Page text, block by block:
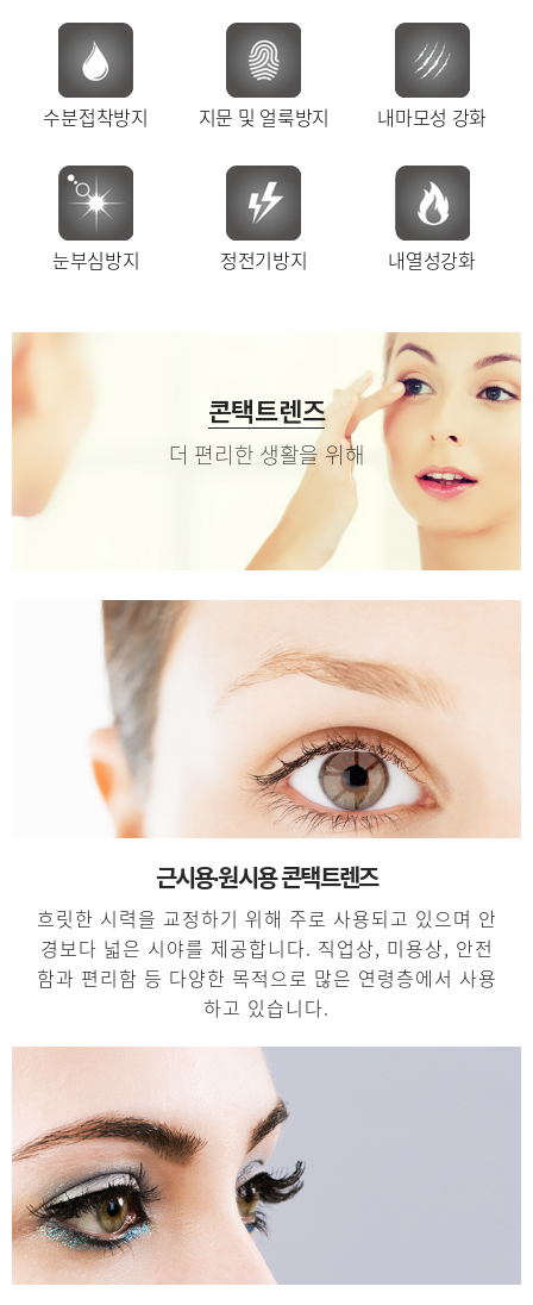
수분접착방지 지문 및 얼룩방지 내마모성 강화
눈부심방지 정전기방지 내열성강화
콘택트렌즈
더 편리한 생활을 위해
근시용∙원시용 콘택트렌즈
흐릿한 시력을 교정하기 위해 주로 사용되고 있으며 안
경보다 넓은 시야를 제공합니다. 직업상, 미용상, 안전
함과 편리함 등 다양한 목적으로 많은 연령층에서 사용
하고 있습니다.